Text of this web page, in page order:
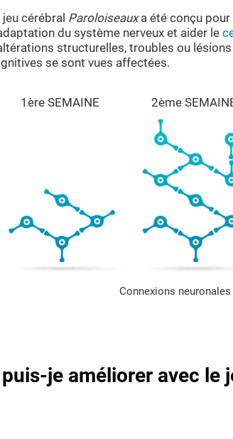
jeu cérébral Paroloiseauxa été conçu pour
du système nerveux et aider le
structurelles, troubles ou
se sont vues affectées.
1ère SEMAINE 2ème
Connexions
je améliorer avec le